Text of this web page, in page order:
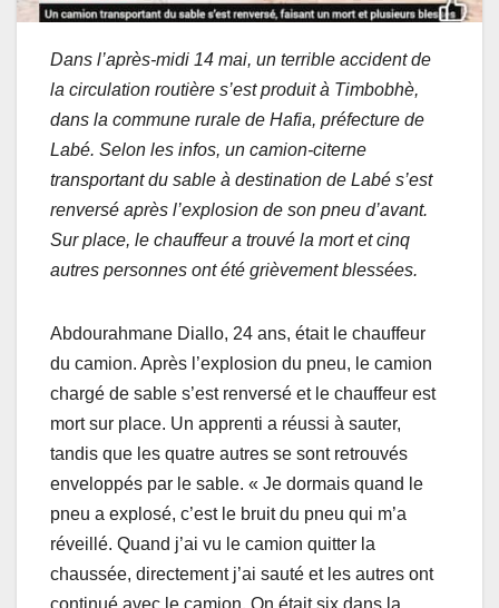
Dans l’après-midi 14 mai, un terrible accident de
la circulation routière s’est produit à Timbobhè,
dans la commune rurale de Hafia, préfecture de
Labé. Selon les infos, un camion-citerne
transportant du sable à destination de Labé s’est
renversé après l’explosion de son pneu d’avant.
Sur place, le chauffeur a trouvé la mort et cinq
autres personnes ont été grièvement blessées.
Abdourahmane Diallo, 24 ans, était le chauffeur
du camion. Après l’explosion du pneu, le camion
chargé de sable s’est renversé et le chauffeur est
mort sur place. Un apprenti a réussi à sauter,
tandis que les quatre autres se sont retrouvés
enveloppés par le sable. « Je dormais quand le
pneu a explosé, c’est le bruit du pneu qui m’a
réveillé. Quand j’ai vu le camion quitter la
chaussée, directement j’ai sauté et les autres ont